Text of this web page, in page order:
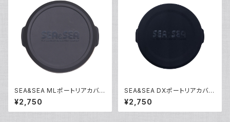
SEA&SEA MLポートリアカバー
[46121]
¥2,750
SEA&SEA DXポートリアカバー
[51260]
¥2,750